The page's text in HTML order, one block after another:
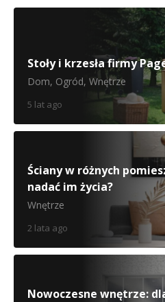
Stoły i krzesła firmy
Dom, Ogród, Wnętrze
5 lat ago
Ściany w różnych
nadać im życia?
Wnętrze
2 lata ago
Nowoczesne wnętrze: